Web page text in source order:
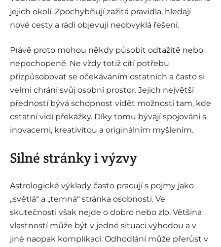
jejich okolí. Zpochybňují zažitá pravidla, hledají
nové cesty a rádi objevují neobvyklá řešení.
Právě proto mohou někdy působit odtažitě nebo
nepochopeně. Ne vždy totiž cítí potřebu
přizpůsobovat se očekáváním ostatních a často si
velmi chrání svůj osobní prostor. Jejich největší
předností bývá schopnost vidět možnosti tam, kde
ostatní vidí překážky. Díky tomu bývají spojováni s
inovacemi, kreativitou a originálním myšlením.
Silné stránky i výzvy
Astrologické výklady často pracují s pojmy jako
„světlá“ a „temná“ stránka osobnosti. Ve
skutečnosti však nejde o dobro nebo zlo. Většina
vlastností může být v jedné situaci výhodou a v
jiné naopak komplikací. Odhodlání může přerůst v